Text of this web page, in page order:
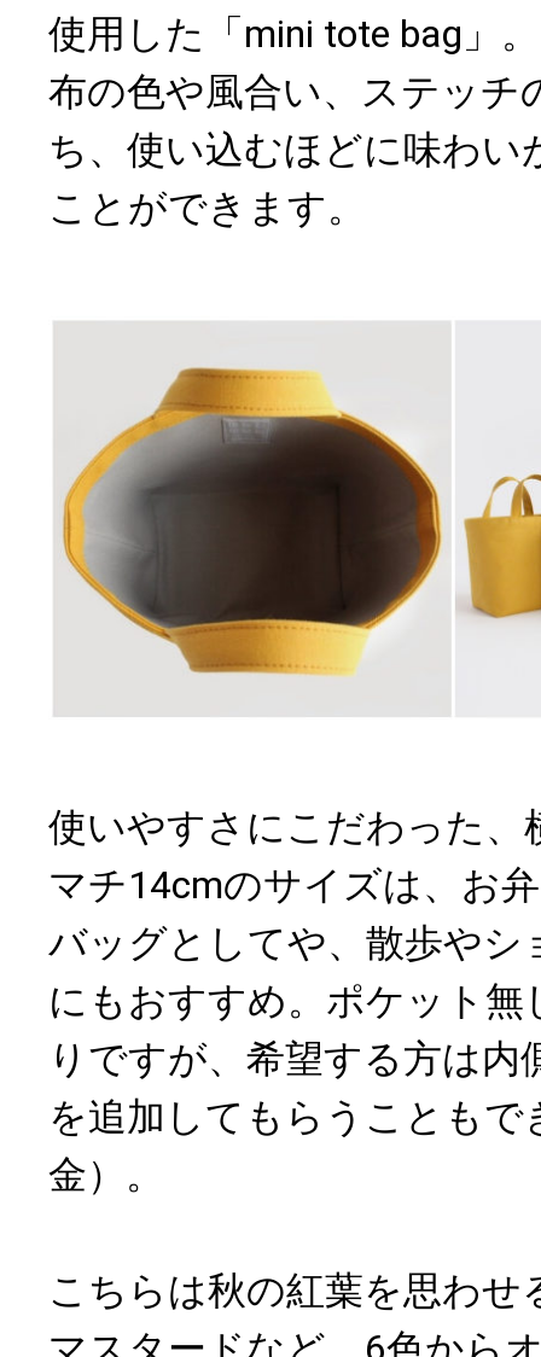
使用した「mini tote bag」
布の色や風合い、ステッチ
ち、使い込むほどに味わい
ことができます。
使いやすさにこだわった、
マチ14cmのサイズは、お
バッグとしてや、散歩やシ
にもおすすめ。ポケット
りですが、希望する方は内
を追加してもらうこともで
金）。
こちらは秋の紅葉を思わせ